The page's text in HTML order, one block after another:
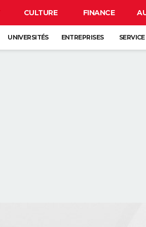
CULTURE FINANCE
UNIVERSITÉS ENTREPRISES